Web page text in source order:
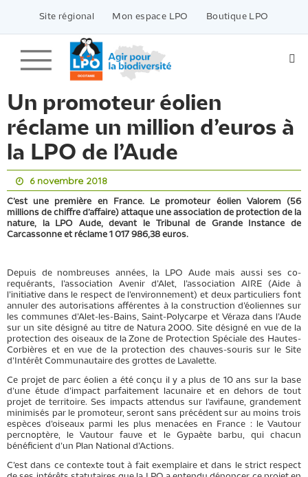
contenu
Site régional Mon espace LPO Boutique LPO
Un promoteur éolien
réclame un million d’euros à
la LPO de l’Aude
6 novembre 2018
C’est une première en France. Le promoteur éolien Valorem (56
millions de chiffre d’affaire) attaque une association de protection de la
nature, la LPO Aude, devant le Tribunal de Grande Instance de
Carcassonne et réclame 1 017 986,38 euros.
Depuis de nombreuses années, la LPO Aude mais aussi ses co-
requérants, l’association Avenir d’Alet, l’association AIRE (Aide à
l’initiative dans le respect de l’environnement) et deux particuliers font
annuler des autorisations afférentes à la construction d’éoliennes sur
les communes d’Alet-les-Bains, Saint-Polycarpe et Véraza dans l’Aude
sur un site désigné au titre de Natura 2000. Site désigné en vue de la
protection des oiseaux de la Zone de Protection Spéciale des Hautes-
Corbières et en vue de la protection des chauves-souris sur le Site
d’Intérêt Communautaire des grottes de Lavalette.
Ce projet de parc éolien a été conçu il y a plus de 10 ans sur la base
d’une étude d’impact parfaitement lacunaire et en dehors de tout
projet de territoire. Ses impacts attendus sur l’avifaune, grandement
minimisés par le promoteur, seront sans précédent sur au moins trois
espèces d’oiseaux parmi les plus menacées en France : le Vautour
percnoptère, le Vautour fauve et le Gypaète barbu, qui chacun
bénéficient d’un Plan National d’Actions.
C’est dans ce contexte tout à fait exemplaire et dans le strict respect